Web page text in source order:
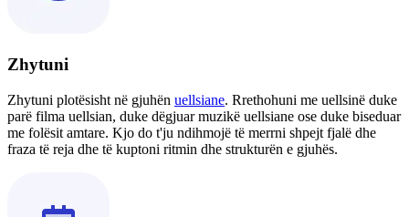
Zhytuni
Zhytuni plotësisht në gjuhën uellsiane. Rrethohuni me uellsinë duke
parë filma uellsian, duke dëgjuar muzikë uellsiane ose duke biseduar
me folësit amtare. Kjo do t'ju ndihmojë të merrni shpejt fjalë dhe
fraza të reja dhe të kuptoni ritmin dhe strukturën e gjuhës.